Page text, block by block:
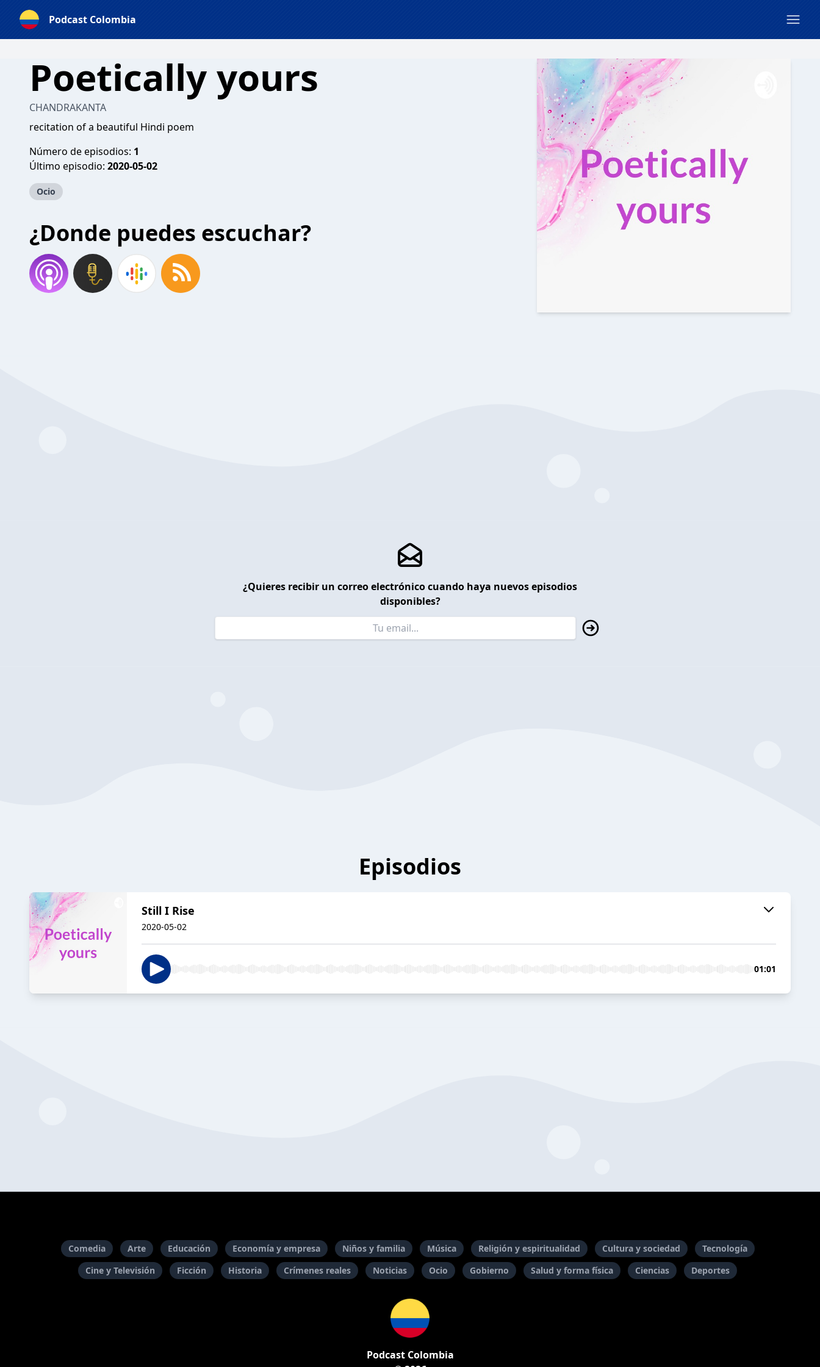
Podcast Colombia
Poetically yours
CHANDRAKANTA
recitation of a beautiful Hindi poem
Número de episodios: 1
Último episodio: 2020-05-02
Ocio
¿Donde puedes escuchar?
¿Quieres recibir un correo electrónico cuando haya nuevos episodios
disponibles?
Episodios
Still I Rise
2020-05-02
01:01
Comedia Arte Educación Economía y empresa Niños y familia Música Religión y espiritualidad Cultura y sociedad
Tecnología
Cine y Televisión
Ficción Historia Crímenes reales Noticias Ocio Gobierno Salud y forma física Ciencias Deportes
Podcast Colombia